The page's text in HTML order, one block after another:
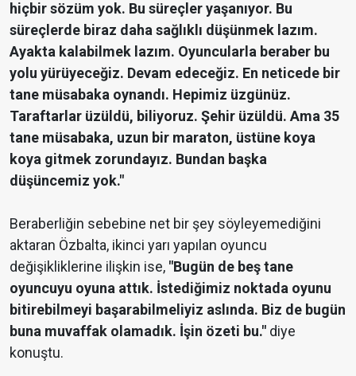
hiçbir sözüm yok. Bu süreçler yaşanıyor. Bu
süreçlerde biraz daha sağlıklı düşünmek lazım.
Ayakta kalabilmek lazım. Oyuncularla beraber bu
yolu yürüyeceğiz. Devam edeceğiz. En neticede bir
tane müsabaka oynandı. Hepimiz üzgünüz.
Taraftarlar üzüldü, biliyoruz. Şehir üzüldü. Ama 35
tane müsabaka, uzun bir maraton, üstüne koya
koya gitmek zorundayız. Bundan başka
düşüncemiz yok."
Beraberliğin sebebine net bir şey söyleyemediğini
aktaran Özbalta, ikinci yarı yapılan oyuncu
değişikliklerine ilişkin ise, "Bugün de beş tane
oyuncuyu oyuna attık. İstediğimiz noktada oyunu
bitirebilmeyi başarabilmeliyiz aslında. Biz de bugün
buna muvaffak olamadık. İşin özeti bu." diye
konuştu.